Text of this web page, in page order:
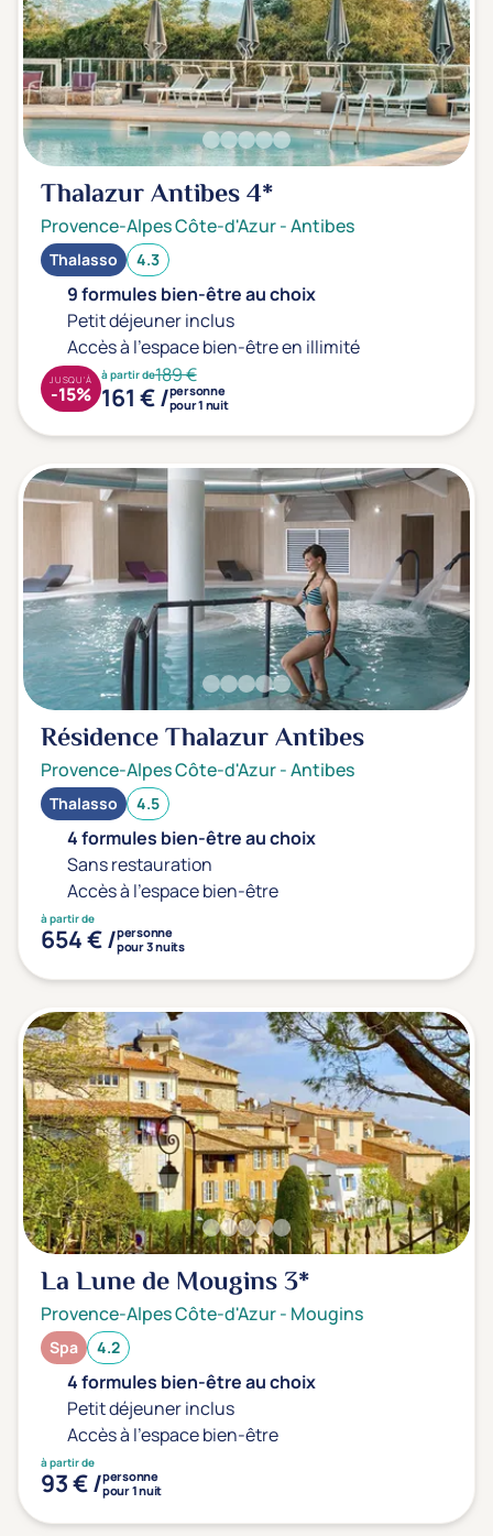
Spécial dos
(0)
Prévention santé
(0)
Sport
(0)
Yoga
(0)
Offres spéciales
Vente Flash & Promo
Offres spéciales Solo
Distance de chez vous
Établissements proches de chez moi
Km
Transports & hébergement
Soins sans hébergement
(1)
Offre séjour + vol inclus
(0)
Thalazur Antibes4*
Provence-Alpes Côte-d'Azur-Antibes
Thalasso 4.3
9 formules bien-être au choix
Petit déjeuner inclus
Accès à l'espace bien-être en illimité
à partir de189 €
161 € /personne
pour 1 nuit
JUSQU'À
-15%
Résidence Thalazur Antibes
Provence-Alpes Côte-d'Azur-Antibes
Thalasso 4.5
4 formules bien-être au choix
Sans restauration
Accès à l'espace bien-être
à partir de
654 € /personne
pour 3 nuits
La Lune de Mougins3*
Provence-Alpes Côte-d'Azur- Mougins
Spa 4.2
4 formules bien-être au choix
Petit déjeuner inclus
Accès à l'espace bien-être
à partir de
93 € /personne
pour 1 nuit